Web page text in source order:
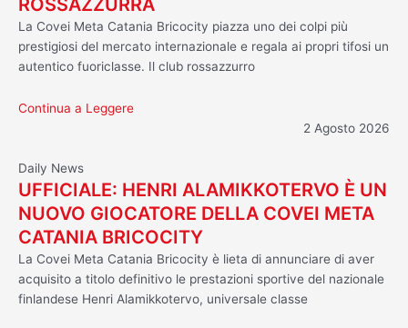
ROSSAZZURRA
La Covei Meta Catania Bricocity piazza uno dei colpi più
prestigiosi del mercato internazionale e regala ai propri tifosi un
autentico fuoriclasse. Il club rossazzurro
Continua a Leggere
2 Agosto 2026
Daily News
UFFICIALE: HENRI ALAMIKKOTERVO È UN
NUOVO GIOCATORE DELLA COVEI META
CATANIA BRICOCITY
La Covei Meta Catania Bricocity è lieta di annunciare di aver
acquisito a titolo definitivo le prestazioni sportive del nazionale
finlandese Henri Alamikkotervo, universale classe